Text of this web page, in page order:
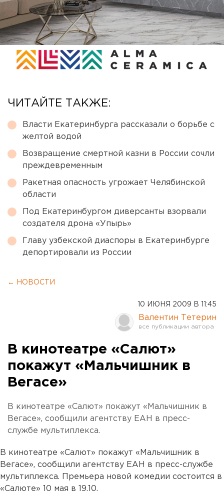
ЧИТАЙТЕ ТАКЖЕ:
Власти Екатеринбурга рассказали о борьбе с
желтой водой
Возвращение смертной казни в России сочли
преждевременным
Ракетная опасность угрожает Челябинской
области
Под Екатеринбургом диверсанты взорвали
создателя дрона «Упырь»
Главу узбекской диаспоры в Екатеринбурге
депортировали из России
← НОВОСТИ
10 ИЮНЯ 2009 В 11:45
Валентин Тетерин
В кинотеатре «Салют»
покажут «Мальчишник в
Вегасе»
В кинотеатре «Салют» покажут «Мальчишник в
Вегасе», сообщили агентству ЕАН в пресс-
службе мультиплекса.
В кинотеатре «Салют» покажут «Мальчишник в
Вегасе», сообщили агентству ЕАН в пресс-службе
мультиплекса. Премьера новой комедии состоится в
«Салюте» 10 мая в 19.10.